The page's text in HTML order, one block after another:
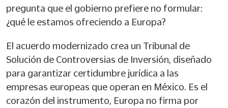
pregunta que el gobierno prefiere no formular:
¿qué le estamos ofreciendo a Europa?
El acuerdo modernizado crea un Tribunal de
Solución de Controversias de Inversión, diseñado
para garantizar certidumbre jurídica a las
empresas europeas que operan en México. Es el
corazón del instrumento, Europa no firma por